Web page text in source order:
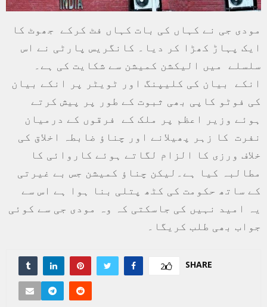
مودی جی نے کہاں کی بات کہاں فٹ کرکے جھوٹ کا
ایک پہاڑ کھڑا کر دیا۔ کانگریس پارٹی نے اس
سلسلے میں الیکشن کمیشن سے شکایت کی ہے۔
انکے بیان کی کلیپنگ اور ٹویٹر پر انکے بیان
کی فوٹو کاپی بھی ثبوت کے طور پر پیش کرتے
ہوئے وزیر اعظم پر ملک کے فرقوں کے درمیان
نفرت کا زہر پھیلانے اور چناؤ ضابطہ اخلاق کی
خلاف ورزی کا الزام لگاتے ہوئے کاروائی کا
مطالبہ کیا ہے۔لیکن چناؤ کمیشن جس بے غیرتی
کے ساتھ حکومت کی کٹھ پتلی بنا ہوا ہے اس سے
یہ امید نہیں کی جاسکتی کہ وہ مودی جی سے کوئی
جواب بھی طلب کریگا۔
SHARE
2